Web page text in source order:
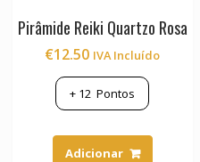
Pirâmide Reiki Quartzo Rosa
€12.50 IVA Incluído
+ 12 Pontos
Adicionar